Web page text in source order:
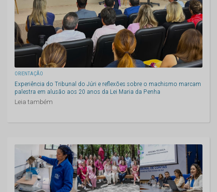
ORIENTAÇÃO
Experiência do Tribunal do Júri e reflexões sobre o machismo marcam
palestra em alusão aos 20 anos da Lei Maria da Penha
Leia também